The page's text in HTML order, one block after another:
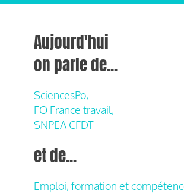
Aujourd'hui
on parle de...
SciencesPo,
FO France travail,
SNPEA CFDT
et de...
Emploi, formation et